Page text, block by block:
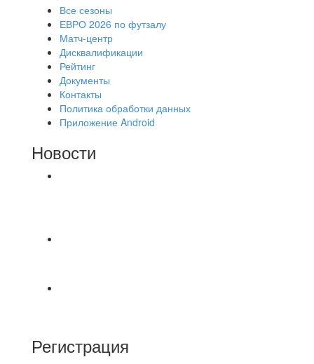
Все сезоны
ЕВРО 2026 по футзалу
Матч-центр
Дисквалификации
Рейтинг
Документы
Контакты
Политика обработки данных
Приложение Android
Новости
Регистрация